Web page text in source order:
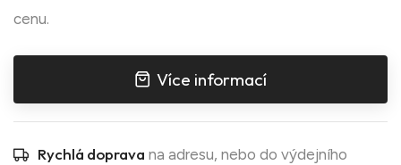
cenu.
Více informací
Rychlá doprava na adresu, nebo do výdejního